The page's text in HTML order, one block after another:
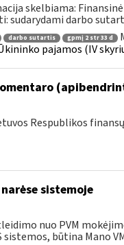
skelbiama:
sudarydami darbo
darbo sutartis gpmį 2 str 33 d
pajamos (IV
Respublikos
sistemoje
nuo PVM
būtina Mano